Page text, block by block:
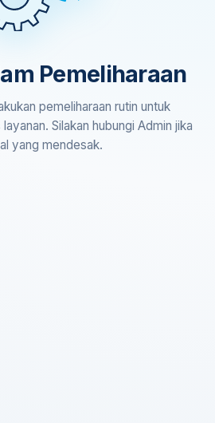
Pemeliharaan
pemeliharaan rutin untuk
Silakan hubungi Admin jika
yang mendesak.